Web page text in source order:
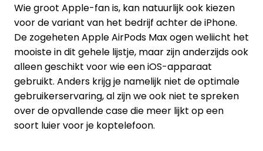
Wie groot Apple-fan is, kan natuurlijk ook kiezen
voor de variant van het bedrijf achter de iPhone.
De zogeheten Apple AirPods Max ogen weliicht het
mooiste in dit gehele lijstje, maar zijn anderzijds ook
alleen geschikt voor wie een iOS-apparaat
gebruikt. Anders krijg je namelijk niet de optimale
gebruikerservaring, al zijn we ook niet te spreken
over de opvallende case die meer lijkt op een
soort luier voor je koptelefoon.